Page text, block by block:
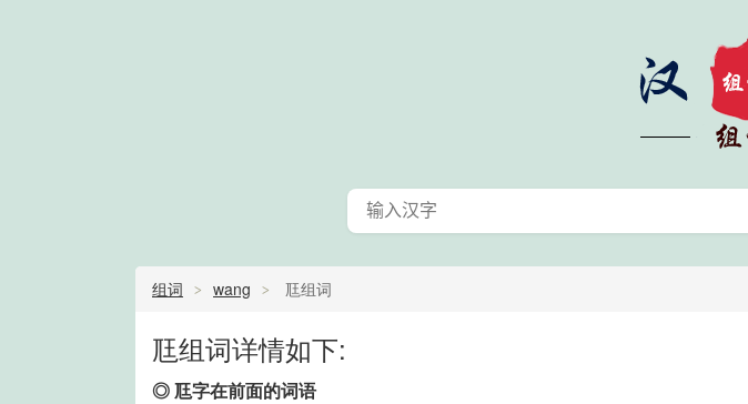
组词 wang 尫组词
尫组词详情如下:
◎ 尫字在前面的词语